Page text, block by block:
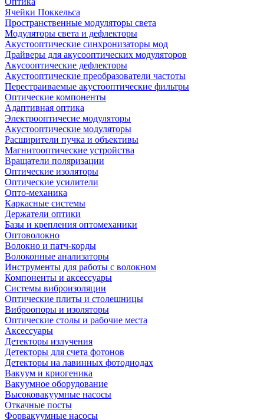
Ячейки Поккельса
Пространственные модуляторы света
Модуляторы света и дефлекторы
Акустооптические синхронизаторы мод
Драйверы для акусооптических модуляторов
Акусооптические дефлекторы
Акустооптические преобразователи частоты
Перестраиваемые акустооптические фильтры
Оптические компоненты
Адаптивная оптика
Электрооптичесие модуляторы
Акустооптические модуляторы
Расширители пучка и объективы
Магнитооптические устройства
Вращатели поляризации
Оптические изоляторы
Оптические усилители
Опто-механика
Каркасные системы
Держатели оптики
Базы и крепления оптомеханики
Оптоволокно
Волокно и патч-корды
Волоконные анализаторы
Инструменты для работы с волокном
Компоненты и аксессуары
Системы виброизоляции
Оптические плиты и столешницы
Виброопоры и изоляторы
Оптические столы и рабочие места
Аксессуары
Детекторы излучения
Детекторы для счета фотонов
Детекторы на лавинных фотодиодах
Вакуум и криогеника
Вакуумное оборудование
Высоковакуумные насосы
Откачные посты
Форвакуумные насосы